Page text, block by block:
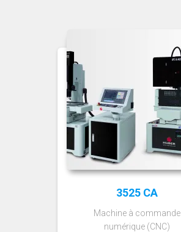
3525 CA
Machine à commande
numérique (CNC)